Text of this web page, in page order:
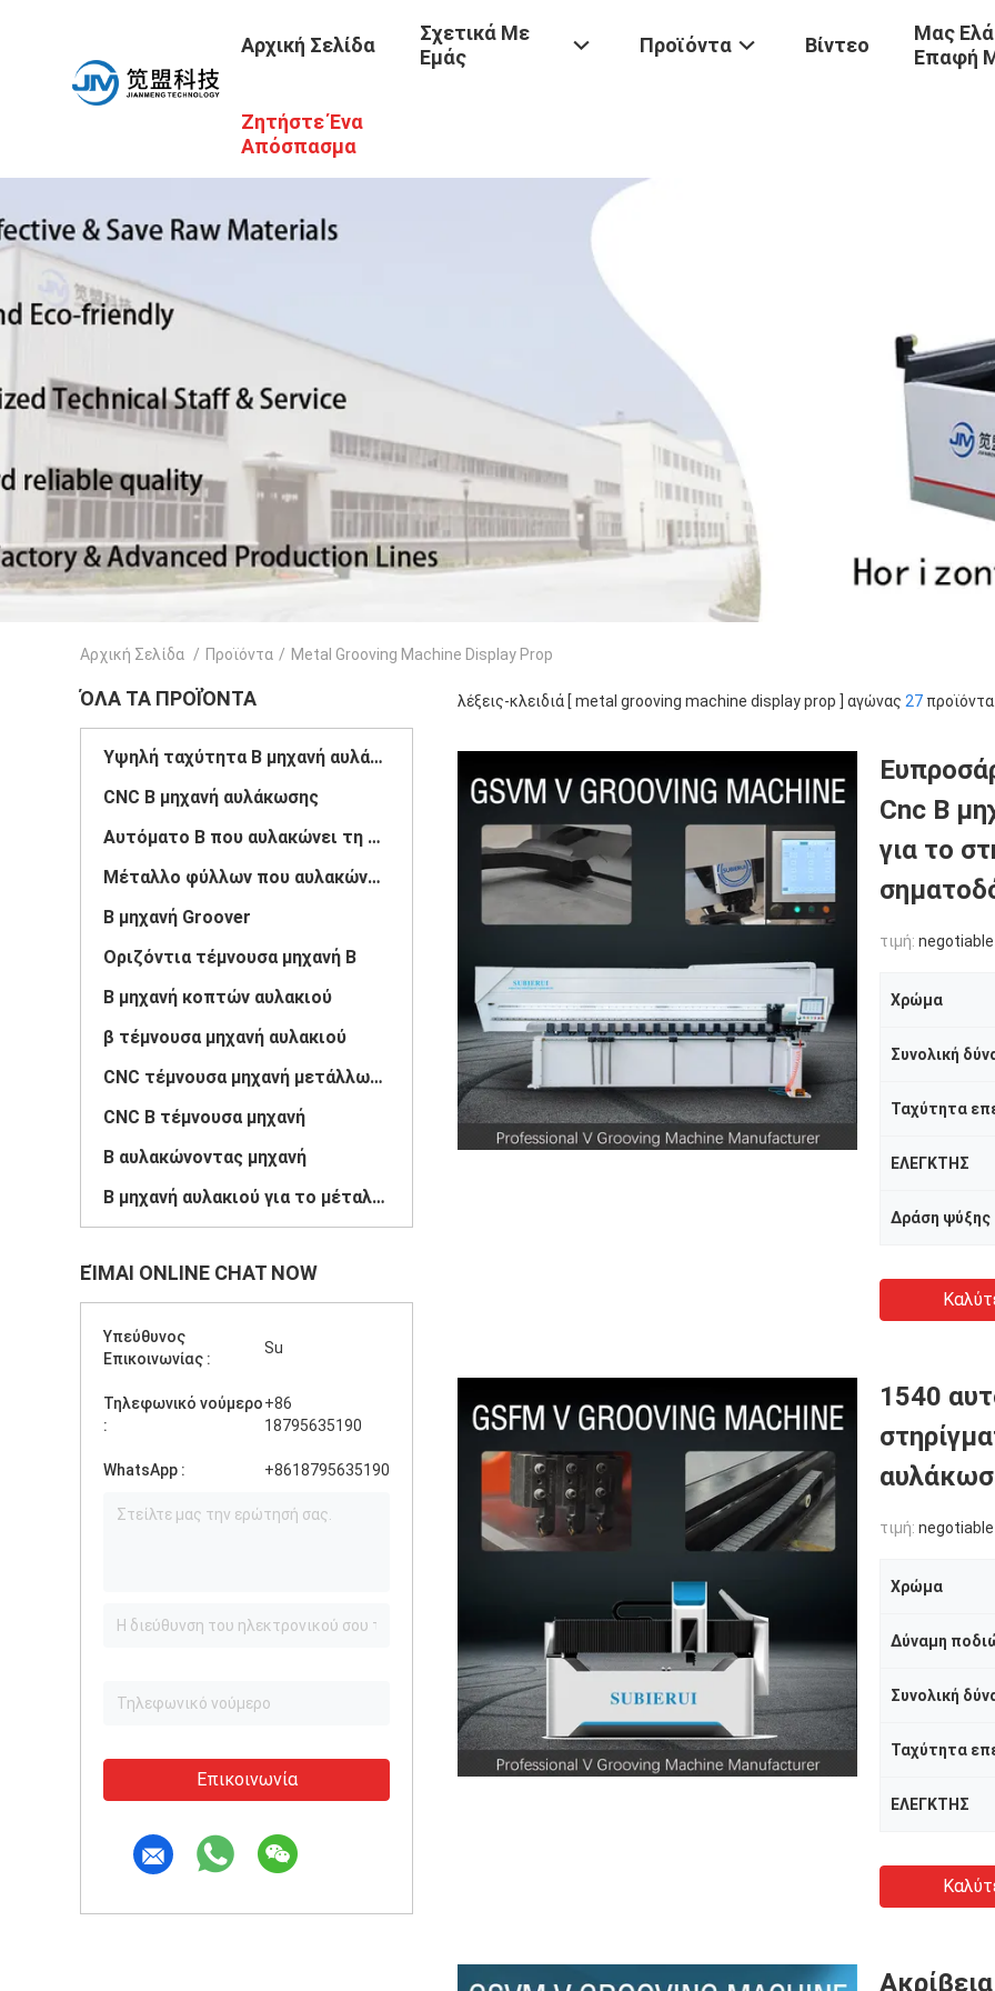
Αρχική Σελίδα
Σχετικά Με
Εμάς
Προϊόντα Βίντεο
Μας
Επαφή
Ζητήστε Ένα
Απόσπασμα
Αρχική Σελίδα / Προϊόντα / Metal Grooving Machine Display Prop
ΌΛΑ ΤΑ ΠΡΟΪΌΝΤΑ
Υψηλή ταχύτητα Β μηχανή αυλάκωσης
CNC Β μηχανή αυλάκωσης
Αυτόματο Β που αυλακώνει τη μηχανή
Μέταλλο φύλλων που αυλακώνει τη μηχανή
Β μηχανή Groover
Οριζόντια τέμνουσα μηχανή Β
Β μηχανή κοπτών αυλακιού
β τέμνουσα μηχανή αυλακιού
CNC τέμνουσα μηχανή μετάλλων φύλλων
CNC Β τέμνουσα μηχανή
Β αυλακώνοντας μηχανή
Β μηχανή αυλακιού για το μέταλλο
ΕΊΜΑΙ ONLINE CHAT NOW
Υπεύθυνος
Επικοινωνίας :
Su
Τηλεφωνικό νούμερο
:
+86
18795635190
WhatsApp : +8618795635190
Επικοινωνία
λέξεις-κλειδιά [ metal grooving machine display prop ] αγώνας 27
Cnc Β
για το
τιμή: negotiable
Χρώμα
Συνολική
Ταχύτητα
ΕΛΕΓΚΤΗΣ
Δράση ψύξης
1540
τιμή: negotiable
Χρώμα
Δύναμη
Συνολική
Ταχύτητα
ΕΛΕΓΚΤΗΣ